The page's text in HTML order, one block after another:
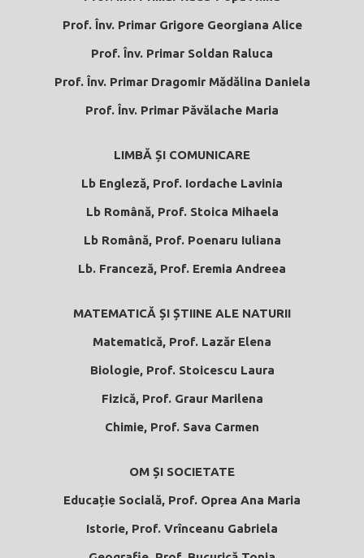
Prof. Înv. Primar Grigore Georgiana Alice
Prof. Înv. Primar Soldan Raluca
Prof. Înv. Primar Dragomir Mădălina Daniela
Prof. Înv. Primar Păvălache Maria
LIMBĂ ȘI COMUNICARE
Lb Engleză, Prof. Iordache Lavinia
Lb Română, Prof. Stoica Mihaela
Lb Română, Prof. Poenaru Iuliana
Lb. Franceză, Prof. Eremia Andreea
MATEMATICĂ ȘI ȘTIINE ALE NATURII
Matematică, Prof. Lazăr Elena
Biologie, Prof. Stoicescu Laura
Fizică, Prof. Graur Marilena
Chimie, Prof. Sava Carmen
OM ȘI SOCIETATE
Educație Socială, Prof. Oprea Ana Maria
Istorie, Prof. Vrînceanu Gabriela